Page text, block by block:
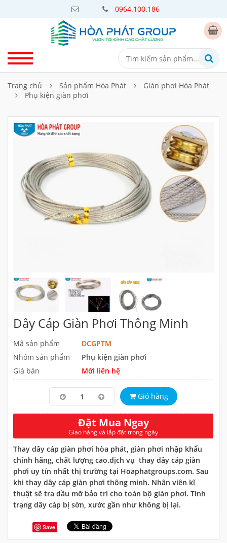
0964.100.186
Trang chủ Sản phẩm Hòa Phát
Giàn phơi Hòa Phát
Phụ kiện giàn phơi
Dây Cáp Giàn Phơi Thông Minh
Mã sản phẩm
DCGPTM
Nhóm sản phẩm
Phụ kiện giàn phơi
Giá bán
Mời liên hệ
Giỏ hàng
Đặt Mua Ngay
Giao hàng và lắp đặt trong ngày
Thay dây cáp giàn phơi hòa phát, giàn phơi nhập khẩu
chính hãng, chất lượng cao.dịch vụ thay dây cáp giàn
phơi uy tín nhất thị trường tại Hoaphatgroups.com. Sau
khi thay dây cáp giàn phơi thông minh. Nhân viên kĩ
thuật sẽ tra dầu mỡ bảo trì cho toàn bộ giàn phơi. Tình
trạng dây cáp bị sờn, xước gần như không bị lại.
Save